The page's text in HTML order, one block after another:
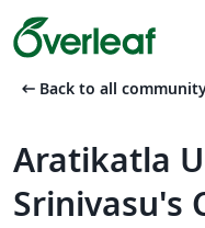
arrow_left_alt Back to all
Aratikatla
Srinivasu's